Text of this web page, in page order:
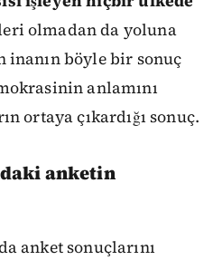
olmadan da yoluna
inanın böyle bir sonuç
anlamını
ortaya çıkardığı sonuç.
anketin
anket sonuçlarını